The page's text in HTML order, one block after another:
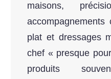
maisons,
plat et dressages
chef « presque
produits